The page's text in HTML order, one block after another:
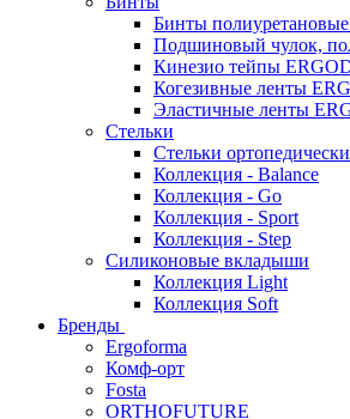
Бинты
Подшиновый чулок,
Кинезио тейпы
Когезивные ленты
Эластичные ленты
Стельки
Стельки
Коллекция - Balance
Коллекция - Go
Коллекция - Sport
Коллекция - Step
Силиконовые вкладыши
Коллекция Light
Коллекция Soft
Бренды
Ergoforma
Комф-орт
Fosta
ORTHOFUTURE